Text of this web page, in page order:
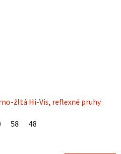
žltá Hi-Vis, reflexné pruhy
58 48